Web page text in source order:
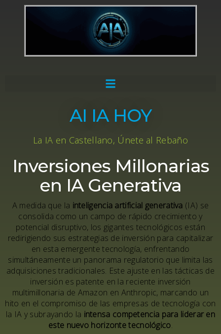
AI IA HOY
La IA en Castellano, Únete al Rebaño
Inversiones Millonarias
en IA Generativa
A medida que la inteligencia artificial generativa (IA) se
consolida como un campo de rápido crecimiento y
potencial disruptivo, los gigantes tecnológicos están
redirigiendo sus estrategias de inversión para capitalizar
en esta emergente tecnología, enfrentando
simultáneamente un panorama regulatorio que limita las
adquisiciones tradicionales. Este ajuste en las tácticas de
inversión es patente en la reciente inversión
multimillonaria de Amazon en Anthropic, marcando un
hito en el compromiso de las empresas de tecnología con
la IA y subrayando la intensa competencia para liderar en
este nuevo horizonte tecnológico.